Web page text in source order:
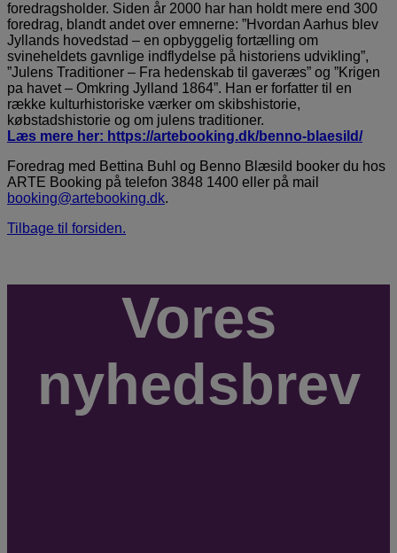
foredragsholder. Siden år 2000 har han holdt mere end 300
foredrag, blandt andet over emnerne: ”Hvordan Aarhus blev
Jyllands hovedstad – en opbyggelig fortælling om
svineheldets gavnlige indflydelse på historiens udvikling”,
”Julens Traditioner – Fra hedenskab til gaveræs” og ”Krigen
pa havet – Omkring Jylland 1864”. Han er forfatter til en
række kulturhistoriske værker om skibshistorie,
købstadshistorie og om julens traditioner.
Læs mere her: https://artebooking.dk/benno-blaesild/
Foredrag med Bettina Buhl og Benno Blæsild booker du hos
ARTE Booking på telefon 3848 1400 eller på mail
booking@artebooking.dk.
Tilbage til forsiden.
Vores
nyhedsbrev